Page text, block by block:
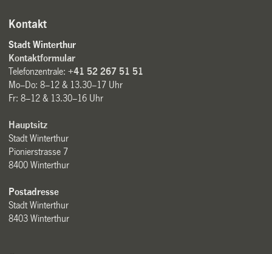
Kontakt
Stadt Winterthur
Kontaktformular
Telefonzentrale:+41 52 267 51 51
Mo–Do: 8–12 & 13.30–17 Uhr
Fr: 8–12 & 13.30–16 Uhr
Hauptsitz
Stadt Winterthur
Pionierstrasse 7
8400 Winterthur
Postadresse
Stadt Winterthur
8403 Winterthur